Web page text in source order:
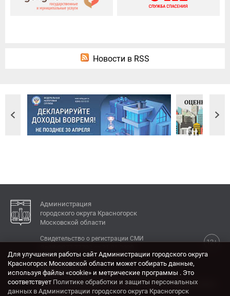
Новости в RSS
Администрация
городского округа Красногорск
Московской области
12+
Свидетельство о регистрации СМИ
КОНТАКТЫ
Адрес: 143404, Московская область, г. Красногорск,
ул. Ленина, дом 4.
Для улучшения работы сайт Администрации городского округа
Красногорск Московской области может собирать данные,
используя файлы «cookie» и метрические программы . Это
соответствует Политике обработки и защиты персональных
данных в Администрации городского округа Красногорск